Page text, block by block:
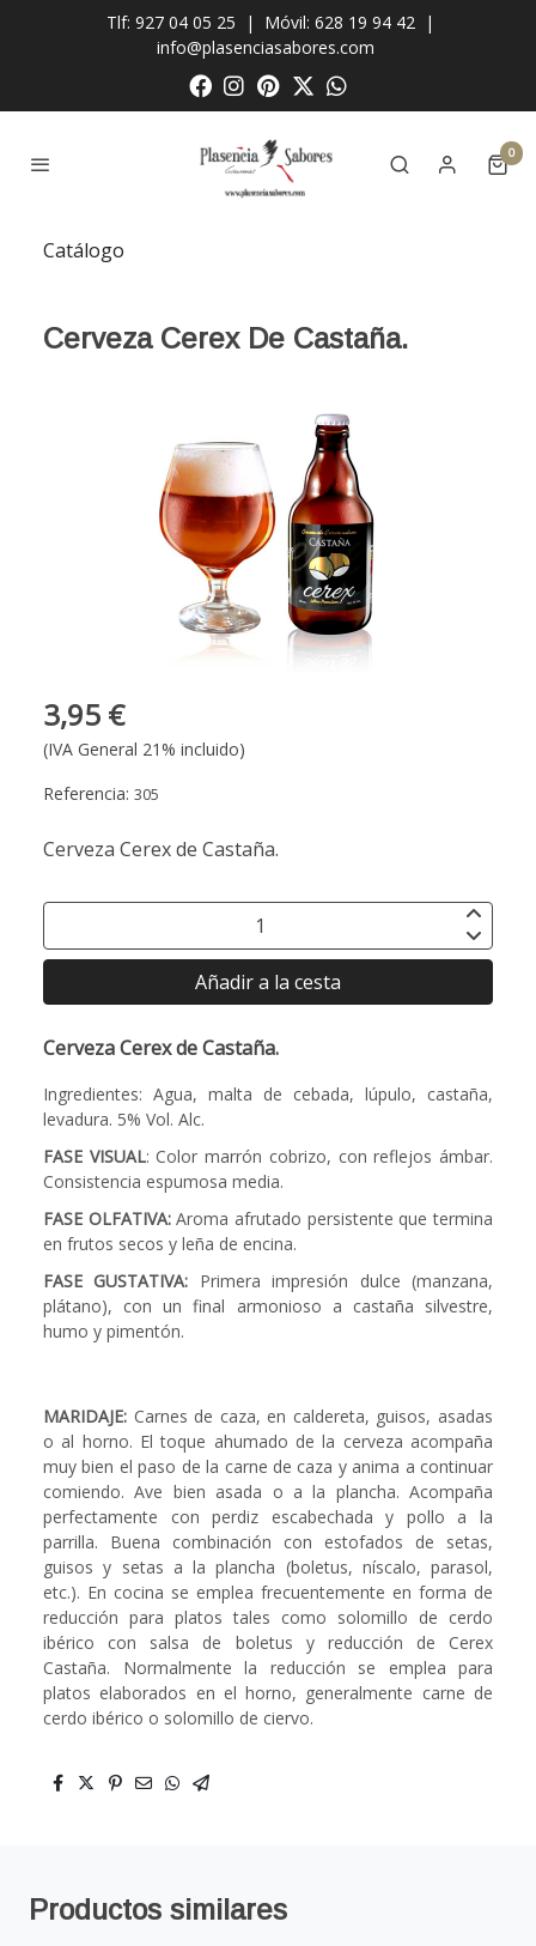
Tlf: 927 04 05 25 | Móvil: 628 19 94 42 |
info@plasenciasabores.com
0
Catálogo
Cerveza Cerex De Castaña.
3,95 €
(IVA General 21% incluido)
Referencia: 305
Cerveza Cerex de Castaña.
Añadir a la cesta
Cerveza Cerex de Castaña.
Ingredientes: Agua, malta de cebada, lúpulo, castaña,
levadura. 5% Vol. Alc.
FASE VISUAL: Color marrón cobrizo, con reflejos ámbar.
Consistencia espumosa media.
FASE OLFATIVA:Aroma afrutado persistente que termina
en frutos secos y leña de encina.
FASE GUSTATIVA: Primera impresión dulce (manzana,
plátano), con un final armonioso a castaña silvestre,
humo y pimentón.
MARIDAJE: Carnes de caza, en caldereta, guisos, asadas
o al horno. El toque ahumado de la cerveza acompaña
muy bien el paso de la carne de caza y anima a continuar
comiendo. Ave bien asada o a la plancha. Acompaña
perfectamente con perdiz escabechada y pollo a la
parrilla. Buena combinación con estofados de setas,
guisos y setas a la plancha (boletus, níscalo, parasol,
etc.). En cocina se emplea frecuentemente en forma de
reducción para platos tales como solomillo de cerdo
ibérico con salsa de boletus y reducción de Cerex
Castaña. Normalmente la reducción se emplea para
platos elaborados en el horno, generalmente carne de
cerdo ibérico o solomillo de ciervo.
Productos similares